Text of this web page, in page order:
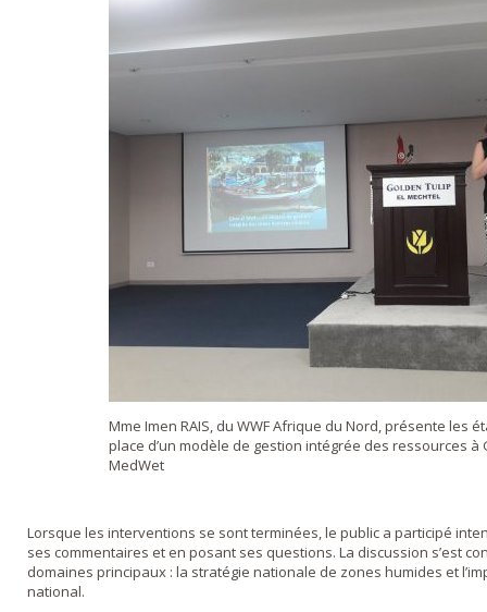
Mme Imen RAIS, du WWF Afrique du Nord, présente les
place d’un modèle de gestion intégrée des ressources
MedWet
Lorsque les interventions se sont terminées, le public a participé
ses commentaires et en posant ses questions. La discussion s’est
domaines principaux : la stratégie nationale de zones humides et
national.